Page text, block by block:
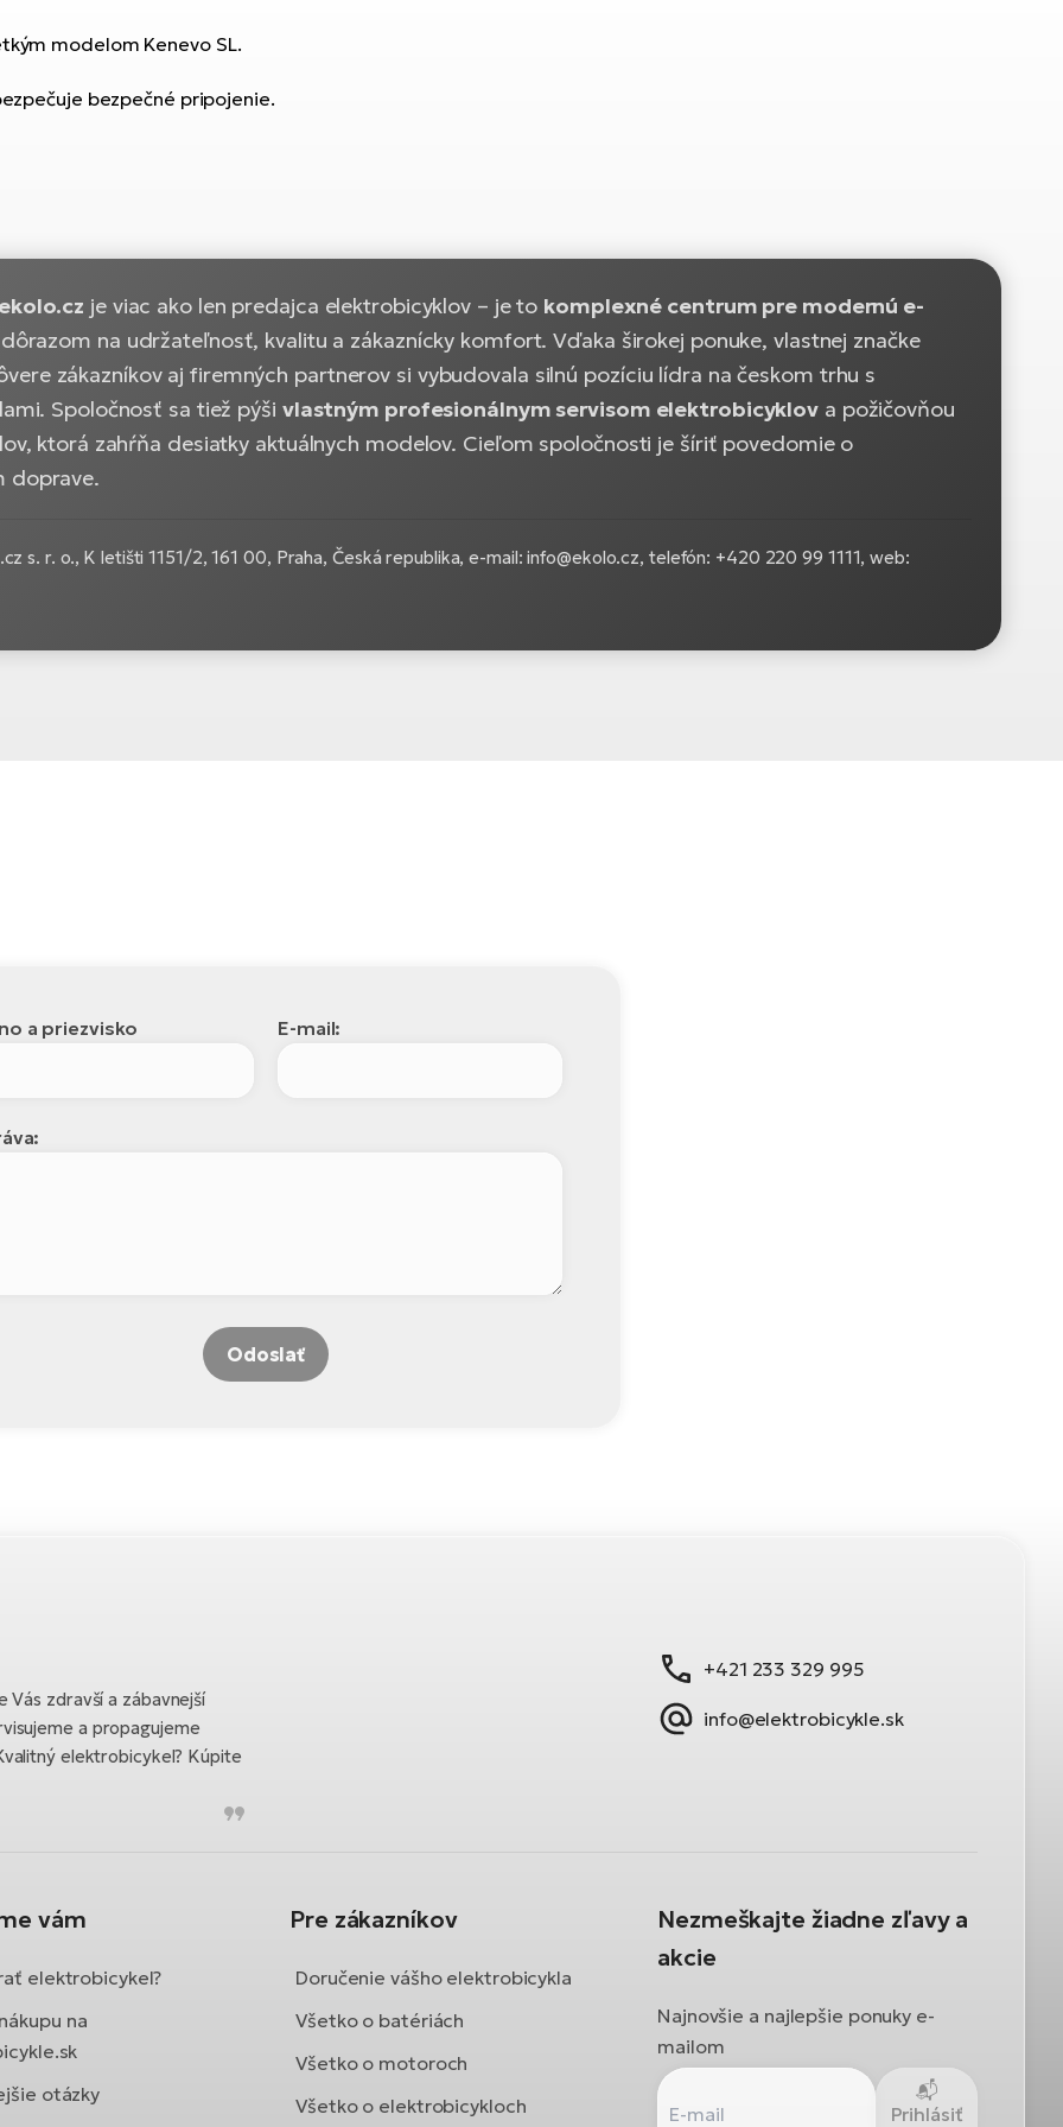
modelom Kenevo SL.
bezpečné pripojenie.
je viac ako len predajca elektrobicyklov – je to komplexné centrum pre modernú e-
na udržateľnosť, kvalitu a zákaznícky komfort. Vďaka širokej ponuke, vlastnej značke
zákazníkov aj firemných partnerov si vybudovala silnú pozíciu lídra na českom trhu s
Spoločnosť sa tiež pýši vlastným profesionálnym servisom elektrobicyklov a požičovňou
ktorá zahŕňa desiatky aktuálnych modelov. Cieľom spoločnosti je šíriť povedomie o
doprave.
s. r. o., K letišti 1151/2, 161 00, Praha, Česká republika, e-mail: info@ekolo.cz, telefón: +420 220 99 1111, web:
a priezvisko E-mail:
Odoslať
zdravší a zábavnejší
a propagujeme
elektrobicykel? Kúpite
+421 233 329 995
info@elektrobicykle.sk
vám
elektrobicykel?
na
otázky
Pre zákazníkov
Doručenie vášho elektrobicykla
Všetko o batériách
Všetko o motoroch
Všetko o elektrobicykloch
Nezmeškajte žiadne zľavy a
akcie
Najnovšie a najlepšie ponuky e-
mailom
Prihlásiť